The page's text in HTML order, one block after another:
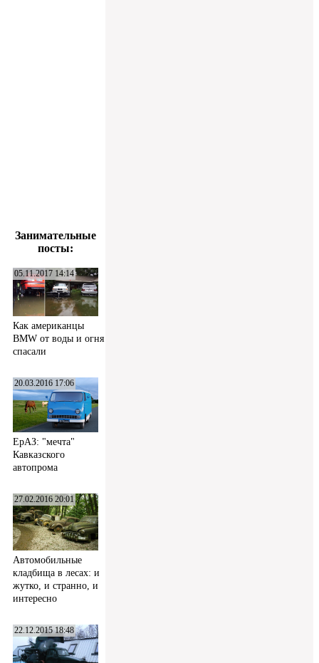
Занимательные
посты:
05.11.2017 14:14
Как американцы
BMW от воды и огня
спасали
20.03.2016 17:06
ЕрАЗ: "мечта"
Кавказского
автопрома
27.02.2016 20:01
Автомобильные
кладбища в лесах: и
жутко, и странно, и
интересно
22.12.2015 18:48